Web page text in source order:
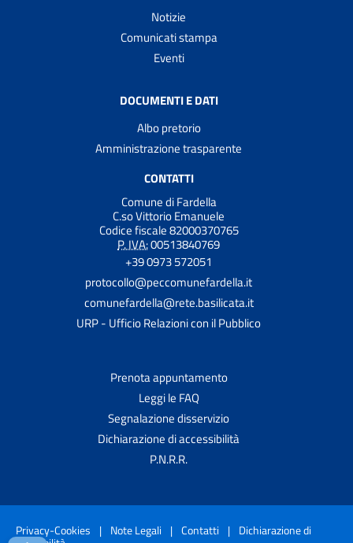
Notizie
Comunicati stampa
Eventi
DOCUMENTI E DATI
Albo pretorio
Amministrazione trasparente
CONTATTI
Comune di Fardella
C.so Vittorio Emanuele
Codice fiscale 82000370765
P. IVA:00513840769
+39 0973 572051
protocollo@peccomunefardella.it
comunefardella@rete.basilicata.it
URP - Ufficio Relazioni con il Pubblico
Prenota appuntamento
Leggi le FAQ
Segnalazione disservizio
Dichiarazione di accessibilità
P.N.R.R.
Privacy-Cookies | Note Legali | Contatti | Dichiarazione di